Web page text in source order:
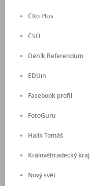
ČRo Plus
ČSO
Deník Referendum
EDUin
Facebook profil
FotoGuru
Halík Tomáš
Královéhradecký kraj
Nový svět